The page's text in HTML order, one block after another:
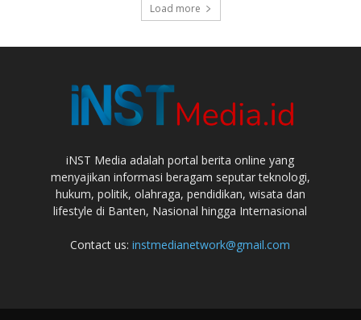
Load more
iNST Media adalah portal berita online yang
menyajikan informasi beragam seputar teknologi,
hukum, politik, olahraga, pendidikan, wisata dan
lifestyle di Banten, Nasional hingga Internasional
Contact us:instmedianetwork@gmail.com